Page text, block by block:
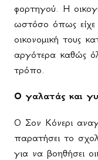
φορτηγού. Η
ωστόσο όπως είχε
οικονομική τους
αργότερα καθώς
τρόπο.
Ο γαλατάς και
Ο Σον Κόνερι
παρατήσει το
για να βοηθήσει